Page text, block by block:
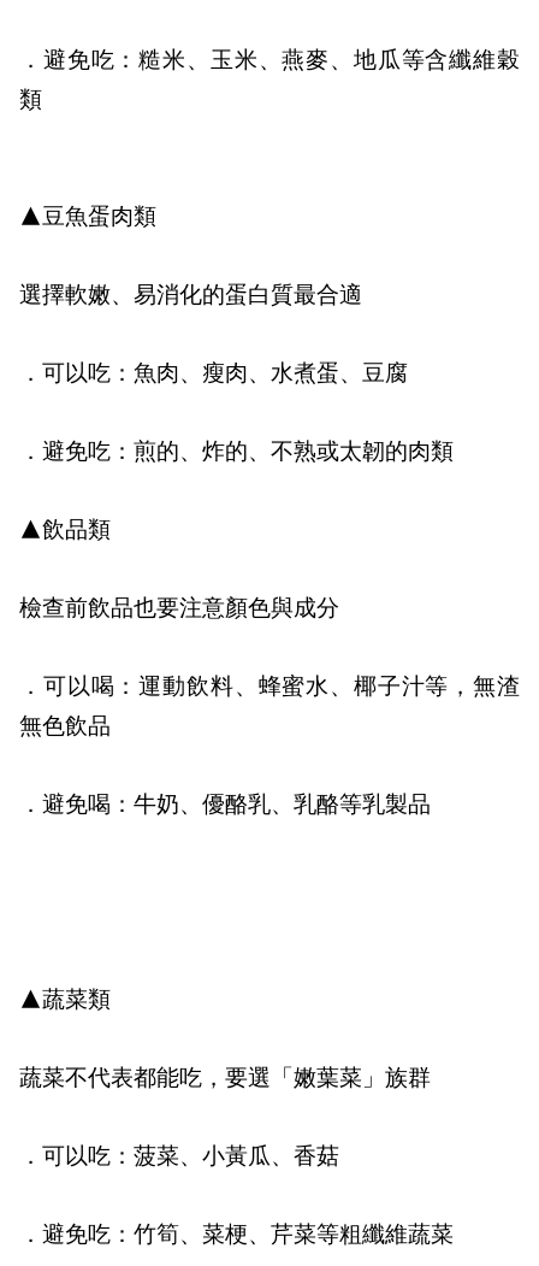
．避免吃：糙米、玉米、燕麥、地瓜等含纖維穀
類
▲豆魚蛋肉類
選擇軟嫩、易消化的蛋白質最合適
．可以吃： 魚肉、瘦肉、水煮蛋、豆腐
．避免吃： 煎的、炸的、不熟或太韌的肉類
▲飲品類
檢查前飲品也要注意顏色與成分
．可以喝：運動飲料、蜂蜜水、椰子汁等，無渣
無色飲品
．避免喝： 牛奶、優酪乳、乳酪等乳製品
▲蔬菜類
蔬菜不代表都能吃，要選「嫩葉菜」族群
．可以吃： 菠菜、小黃瓜、香菇
．避免吃： 竹筍、菜梗、芹菜等粗纖維蔬菜